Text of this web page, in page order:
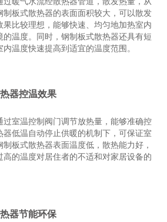
板式散热器的表面面积较大，可以散发
比较理想，能够快速、均匀地加热室内
的温度。同时，钢制板式散热器还具有短
温度快速提高到适宜的温度范围。
器控温效果
室温控制阀门调节放热量，能够准确控
低温自动停止供暖的机制下，可保证室
板式散热器表面温度低，散热能力好，
的温度对居住者的不适和对家居设备的
器节能环保